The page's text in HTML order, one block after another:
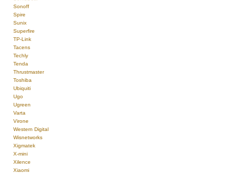
Sonoff
Spire
Sunix
Superfire
TP-Link
Tacens
Techly
Tenda
Thrustmaster
Toshiba
Ubiquiti
Ugo
Ugreen
Varta
Virone
Western Digital
Wisnetworks
Xigmatek
X-mini
Xilence
Xiaomi